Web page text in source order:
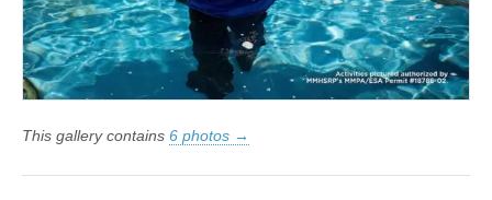
This gallery contains 6 photos →